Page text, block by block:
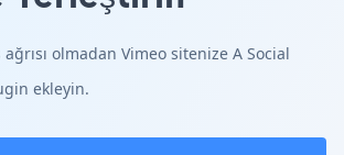
olmadan Vimeo sitenize A Social
ekleyin.